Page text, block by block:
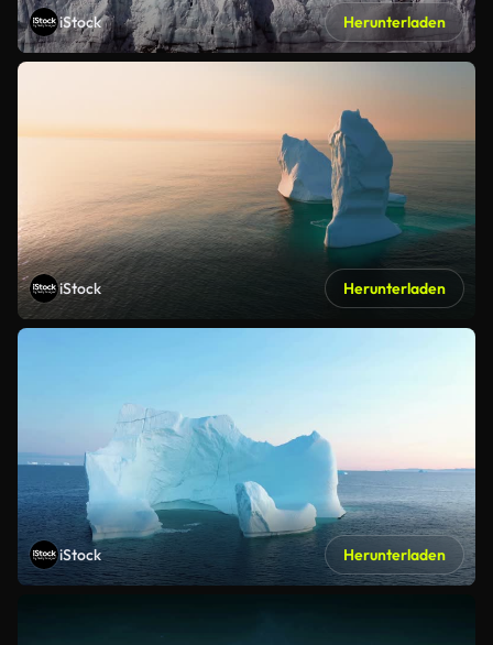
iStock Herunterladen
iStock Herunterladen
iStock Herunterladen